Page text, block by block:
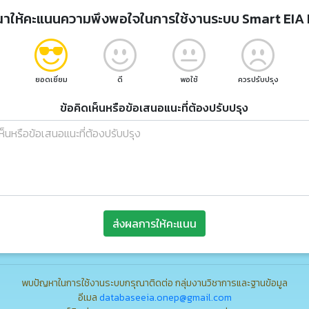
ให้คะแนนความพึงพอใจในการใช้งานระบบ Smart EIA
ยอดเยี่ยม ดี พอใช้ ควรปรับปรุง
ข้อคิดเห็นหรือข้อเสนอแนะที่ต้องปรับปรุง
ส่งผลการให้คะแนน
พบปัญหาในการใช้งานระบบกรุณาติดต่อ กลุ่มงานวิชาการและฐานข้อมูล
อีเมล databaseeia.onep@gmail.com